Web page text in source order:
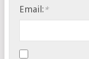
Email: *